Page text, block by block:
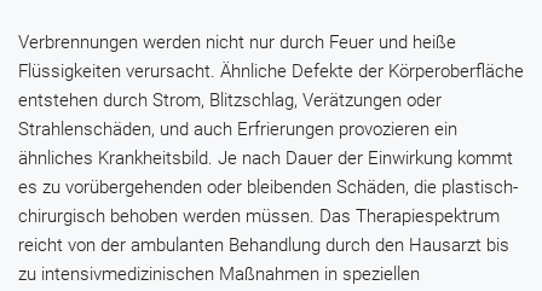
Verbrennungen werden nicht nur durch Feuer und heiße
Flüssigkeiten verursacht. Ähnliche Defekte der Körperoberfläche
entstehen durch Strom, Blitzschlag, Verätzungen oder
Strahlenschäden, und auch Erfrierungen provozieren ein
ähnliches Krankheitsbild. Je nach Dauer der Einwirkung kommt
es zu vorübergehenden oder bleibenden Schäden, die plastisch-
chirurgisch behoben werden müssen. Das Therapiespektrum
reicht von der ambulanten Behandlung durch den Hausarzt bis
zu intensivmedizinischen Maßnahmen in speziellen